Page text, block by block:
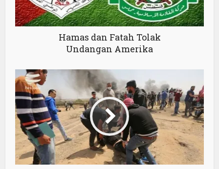
Hamas dan Fatah Tolak
Undangan Amerika